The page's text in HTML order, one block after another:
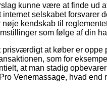
kunne være at finde ud
internet selskabet forsvarer
nøje kendskab til
som følge af din
prisværdigt at køber er
som for
at man stadig
Venemassage, hvad